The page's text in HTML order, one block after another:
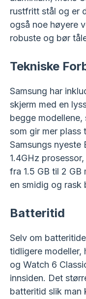
rustfritt stål og er
også noe høyere
robuste og bør
Tekniske
Samsung har
skjerm med en
begge modellene,
som gir mer plass
Samsungs nyeste
1.4GHz
fra 1.5 GB til 2
en smidig og rask
Batteritid
Selv om
tidligere modeller,
og Watch 6
innsiden. Det
batteritid slik man